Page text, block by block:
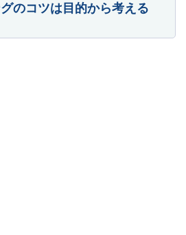
のコツは目的から考える